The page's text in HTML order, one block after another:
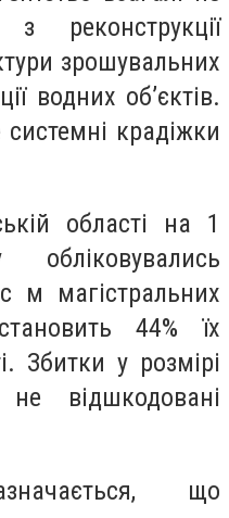
реконструкції
зрошувальних
водних об’єктів.
крадіжки
області на 1
м магістральних
44% їх
Збитки у розмірі
відшкодовані
що